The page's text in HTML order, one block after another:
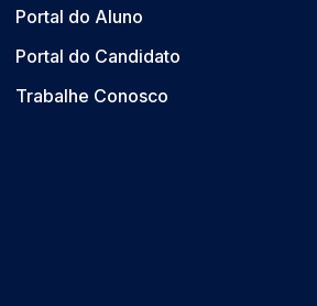
Portal do Aluno
Portal do Candidato
Trabalhe Conosco